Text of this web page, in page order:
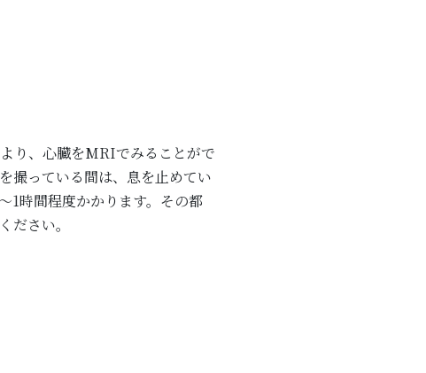
り、心臓をMRIでみることがで
撮っている間は、息を止めてい
1時間程度かかります。その都
さい。